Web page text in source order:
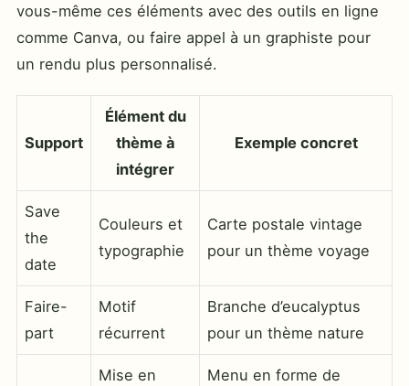
vous-même ces éléments avec des outils en ligne
comme Canva, ou faire appel à un graphiste pour
un rendu plus personnalisé.
Support
Élément du
thème à
intégrer
Exemple concret
Save
the
date
Couleurs et
typographie
Carte postale vintage
pour un thème voyage
Faire-
part
Motif
récurrent
Branche d’eucalyptus
pour un thème nature
Mise en
Menu en forme de